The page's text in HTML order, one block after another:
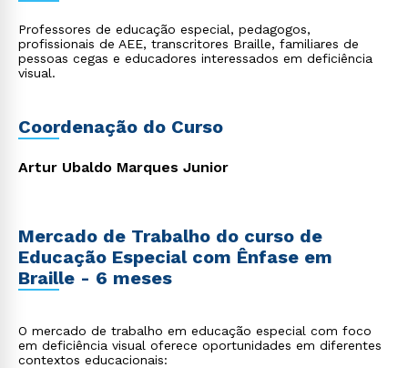
Professores de educação especial, pedagogos,
profissionais de AEE, transcritores Braille, familiares de
pessoas cegas e educadores interessados em deficiência
visual.
Coordenação do Curso
Artur Ubaldo Marques Junior
Mercado de Trabalho do curso de
Educação Especial com Ênfase em
Braille - 6 meses
O mercado de trabalho em educação especial com foco
em deficiência visual oferece oportunidades em diferentes
contextos educacionais: